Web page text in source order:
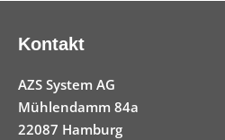
Kontakt
AZS System AG
Mühlendamm 84a
22087 Hamburg